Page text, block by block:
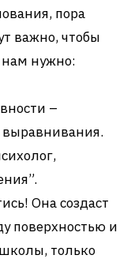
пора
важно, чтобы
нам нужно:
–
Она создаст
поверхностью и
только